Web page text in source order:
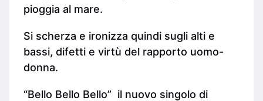
pioggia al mare.
Si scherza e ironizza quindi sugli alti e
bassi, difetti e virtù del rapporto uomo-
donna.
“Bello Bello Bello” il nuovo singolo di